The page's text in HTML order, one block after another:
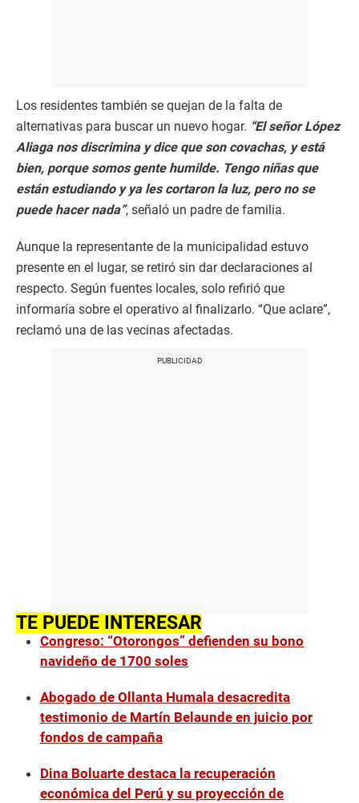
Los residentes también se quejan de la falta de
alternativas para buscar un nuevo hogar. “El señor López
Aliaga nos discrimina y dice que son covachas, y está
bien, porque somos gente humilde. Tengo niñas que
están estudiando y ya les cortaron la luz, pero no se
puede hacer nada”, señaló un padre de familia.
Aunque la representante de la municipalidad estuvo
presente en el lugar, se retiró sin dar declaraciones al
respecto. Según fuentes locales, solo refirió que
informaría sobre el operativo al finalizarlo. “Que aclare”,
reclamó una de las vecinas afectadas.
TE PUEDE INTERESAR
Congreso: “Otorongos” defienden su bono
navideño de 1700 soles
Abogado de Ollanta Humala desacredita
testimonio de Martín Belaunde en juicio por
fondos de campaña
Dina Boluarte destaca la recuperación
económica del Perú y su proyección de